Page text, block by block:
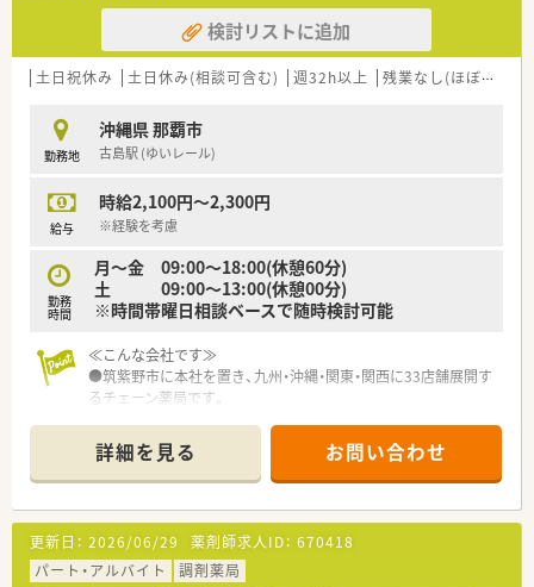
【法人特徴について】
■福岡・沖縄を中心に関東・関西まで33店舗を展開しているチェ
ーン薬局です。
行っています。
■無借金経営を続けており、安心して長く働ける安定した経営基
盤があります。
【求人情報について】
■年収は450万円から550万円で、これまでのご経験を考慮し決
■年間休日は123日と多く、加えて有給休暇を含めると140日近
く取得可能です。
■賞与は年2回（6月、12月）支給され、頑張りをしっかりと評価し
検討リストに追加
土日祝休み 土日休み(相談可含む) 週32h以上 残業なし(ほぼなし含む)
勤務地
沖縄県 那覇市
古島駅 (ゆいレール)
給与
時給2,100円～2,300円
※経験を考慮
勤務
時間
月～金 09:00～18:00(休憩60分)
土 09:00～13:00(休憩00分)
※時間帯曜日相談ベースで随時検討可能
≪こんな会社です≫
●筑紫野市に本社を置き、九州・沖縄・関東・関西に33店舗展開す
るチェーン薬局です。
信がない薬剤師でも安心してご就業できます。
●店舗数は多いですが、パートに関しては店舗移動もなく、ライ
フスタイルに合わせ勤務できます。
詳細を見る お問い合わせ
更新日： 2026/06/29 薬剤師求人ID： 670418
パート・アルバイト
調剤薬局